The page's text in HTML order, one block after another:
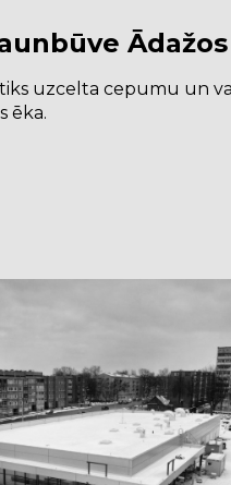
Ādažos
uzcelta cepumu un
ēka.